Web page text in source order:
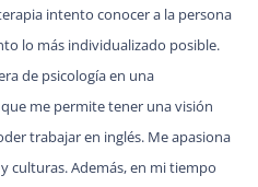
intento conocer a la persona
lo más individualizado posible.
de psicología en una
me permite tener una visión
trabajar en inglés. Me apasiona
culturas. Además, en mi tiempo